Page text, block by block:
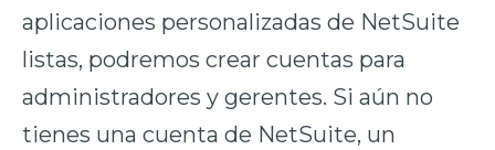
aplicaciones personalizadas de NetSuite
listas, podremos crear cuentas para
administradores y gerentes. Si aún no
tienes una cuenta de NetSuite, un